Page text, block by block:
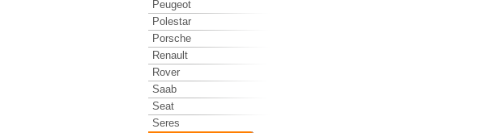
Peugeot
Polestar
Porsche
Renault
Rover
Saab
Seat
Seres